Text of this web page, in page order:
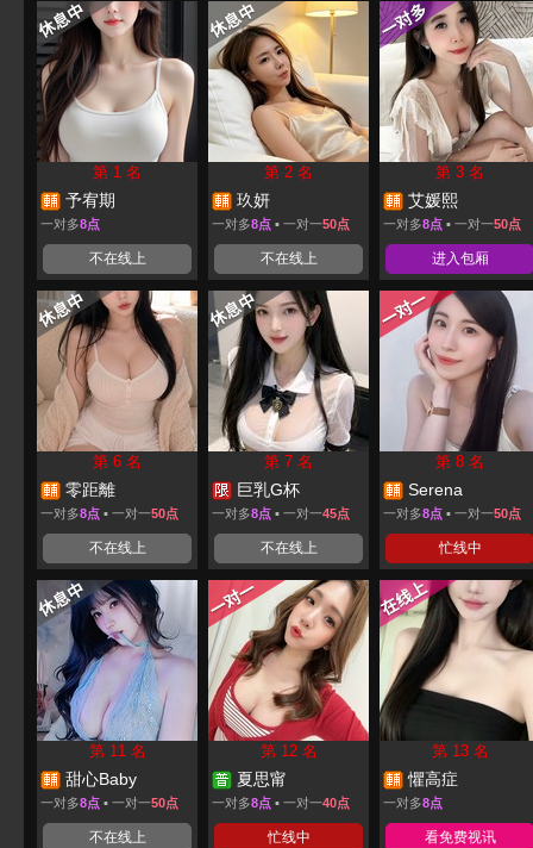
第 1 名
予宥期
一对多8点
不在线上
第 2 名
玖妍
一对多8点 ▪ 一对一50点
不在线上
第 3 名
艾媛熙
一对多8点 ▪ 一对一50点
进入包厢
第 6 名
零距離
一对多8点 ▪ 一对一50点
不在线上
第 7 名
巨乳G杯
一对多8点 ▪ 一对一45点
不在线上
第 8 名
Serena
一对多8点 ▪ 一对一50点
忙线中
第 11 名
甜心Baby
一对多8点 ▪ 一对一50点
不在线上
第 12 名
夏思甯
一对多8点 ▪ 一对一40点
忙线中
第 13 名
懼高症
一对多8点
看免费视讯